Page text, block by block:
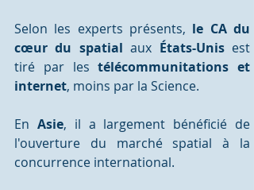
Selon les experts présents, le CA du
cœur du spatial aux États-Unis est
tiré par les télécommunitations et
internet, moins par la Science.
En Asie, il a largement bénéficié de
l'ouverture du marché spatial à la
concurrence international.